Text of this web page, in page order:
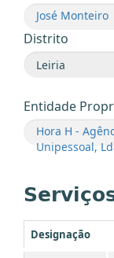
José Monteiro
Distrito
Entidade
Hora H -
Unipessoal,
Designação